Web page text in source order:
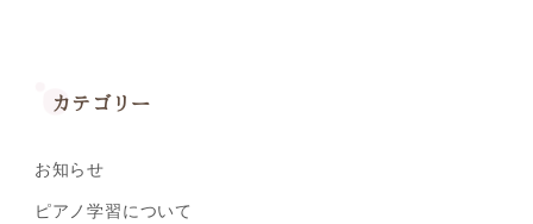
カテゴリー
お知らせ
ピアノ学習について